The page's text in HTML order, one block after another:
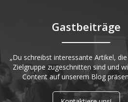
Gastbeiträge
„Du schreibst interessante Artikel,
Zielgruppe zugeschnitten sind und
Content auf unserem Blog